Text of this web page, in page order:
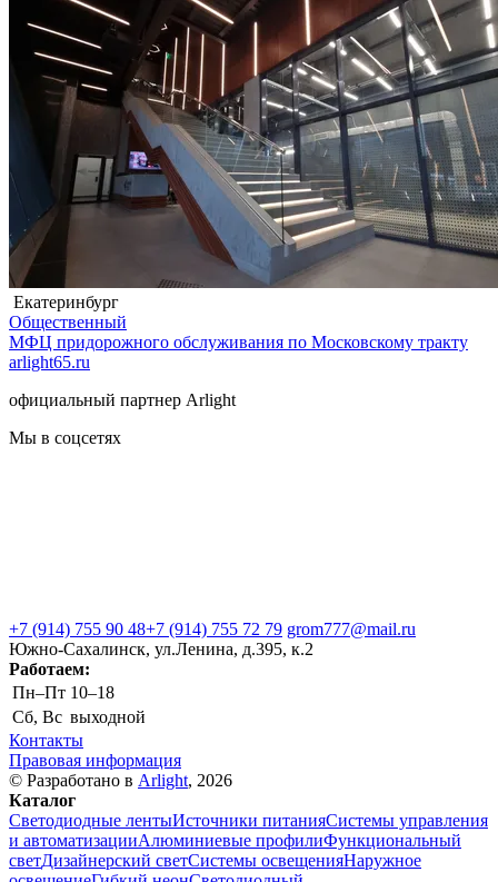
Екатеринбург
Общественный
МФЦ придорожного обслуживания по Московскому тракту
arlight65.ru
официальный партнер Arlight
Мы в соцсетях
+7 (914) 755 90 48+7 (914) 755 72 79 grom777@mail.ru
Южно-Сахалинск, ул.Ленина, д.395, к.2
Работаем:
Пн–Пт 10–18
Сб, Вс выходной
Контакты
Правовая информация
© Разработано в Arlight, 2026
Каталог
Светодиодные лентыИсточники питанияСистемы управления
и автоматизацииАлюминиевые профилиФункциональный
светДизайнерский светСистемы освещенияНаружное